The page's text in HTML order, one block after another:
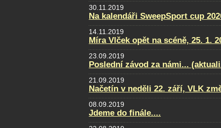
30.11.2019
Na kalendáři SweepSport cup
14.11.2019
Míra Vlček opět na scéně, 25. 1.
23.09.2019
Poslední závod za námi...
21.09.2019
Načetín v neděli 22. září, VLK
08.09.2019
Jdeme do finále....